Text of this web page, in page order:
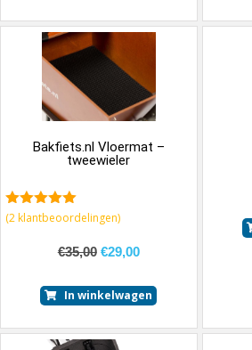
Bakfiets.nl Vloermat –
tweewieler
5.00van 5
(2klantbeoordelingen)
€35,00 €29,00
In winkelwagen